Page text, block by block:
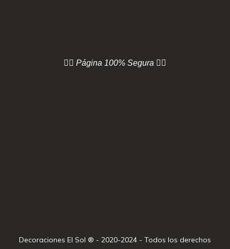
👇🏻 Página 100% Segura 👇🏻
Decoraciones El Sol ® - 2020-2024 - Todos los derechos